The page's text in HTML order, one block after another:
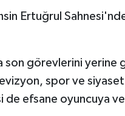
Ertuğrul
son görevlerini yerine
spor ve siyaset
de efsane oyuncuya